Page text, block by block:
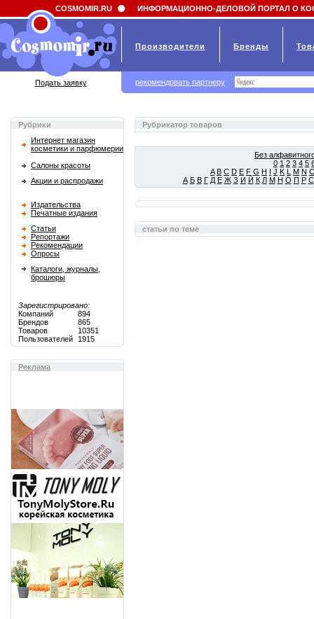
Field 'news_title' doesn't have a default value
Рубрики
Интернет магазин
косметики и парфюмерии
Салоны красоты
Акции и распродажи
Издательства
Печатные издания
Статьи
Репортажи
Рекомендации
Опросы
Каталоги, журналы,
брошюры
Зарегистрировано:
Компаний
894
Брендов
865
Товаров
10351
Пользователей
1915
Реклама
Рубрикатор товаров
Без
0 1 2 3 4 5
A B C D E F G H I J K L M N
А Б В Г Д Е Ж З И Й К Л М Н О П Р С
статьи по теме
COSMOMIR.RU ИНФОРМАЦИОННО-ДЕЛОВОЙ ПОРТАЛ О
Производители Бренды
Подать заявку рекомендовать партнеру